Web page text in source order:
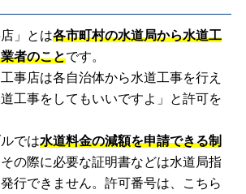
」とは各市町村の水道局から水道工
者のことです。
事店は各自治体から水道工事を行え
工事をしてもいいですよ」と許可を
では水道料金の減額を申請できる制
の際に必要な証明書などは水道局指
行できません。許可番号は、こちら